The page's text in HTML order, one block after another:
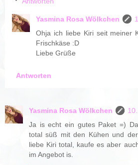
Yasmina Rosa Wölkchen
Ohja ich liebe Kiri seit meiner
Frischkäse :D
Liebe Grüße
Antworten
Yasmina Rosa Wölkchen
Ja is echt ein gutes Paket =)
total süß mit den Kühen und
liebe Kiri total, kaufe es aber
im Angebot is.